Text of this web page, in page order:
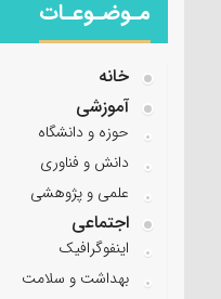
مـوضـوعـات
خانه
آموزشی
حوزه و دانشگاه
دانش و فناوری
علمی و پژوهشی
اجتماعی
اینفوگرافیک
بهداشت و سلامت